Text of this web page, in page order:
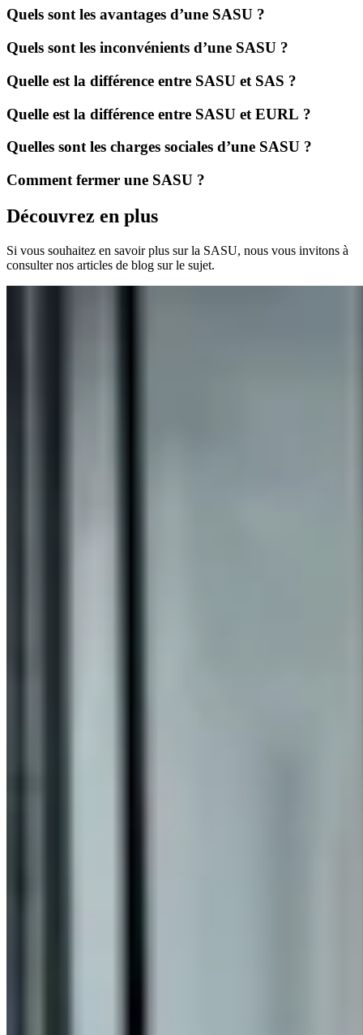
Quels sont les avantages d’une SASU ?
Quels sont les inconvénients d’une SASU ?
Quelle est la différence entre SASU et SAS ?
Quelle est la différence entre SASU et EURL ?
Quelles sont les charges sociales d’une SASU ?
Comment fermer une SASU ?
Découvrez en plus
Si vous souhaitez en savoir plus sur la SASU, nous vous invitons à
consulter nos articles de blog sur le sujet.